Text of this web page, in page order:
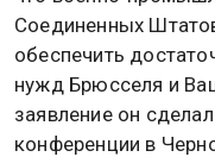
Соединенных
обеспечить
нужд Брюсселя и
заявление он
конференции в